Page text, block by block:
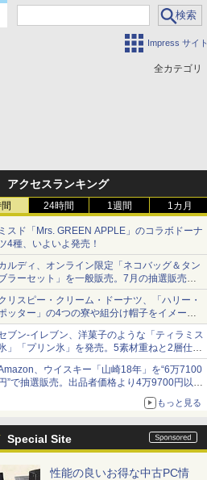
Impress サイト
全カテゴリ
アクセスランキング
24時間 1週間 1カ月
スド「Mrs. GREEN APPLE」のコラボドーナ
4種、いよいよ発売！
ルディ、オンライン限定「ネコバッグ＆タン
ラーセット」を一般販売。7月の抽選販売の
選無効分
リスピー・クリーム・ドーナツ、「ハリー・
ッター」の4つの寮や組分け帽子をイメージ
たドーナツなど発売
ブン-イレブン、洋菓子のような「ティラミス
」「プリン氷」を発売。5素材重ねと2層仕立
の濃厚な味わい
、ウイスキー「山崎18年」を“6万7100
”で抽選販売。出品者価格より4万9700円以上
もっと見る
Special Site
性能の良いお得な中古PC情